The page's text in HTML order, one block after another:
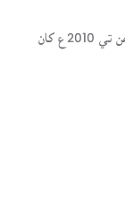
سنڌسلامت ڪتاب گهر ھڪ آن لائين لائبريري آھي، جنھن تي 2010ع کان